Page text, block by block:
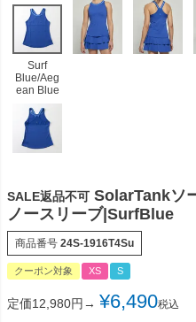
Surf
Blue/Aeg
ean Blue
SALE返品不可 SolarTankソ
ノースリーブ|SurfBlue
商品番号 24S-1916T4Su
クーポン対象 XS S
定価12,980円→ ¥6,490税込